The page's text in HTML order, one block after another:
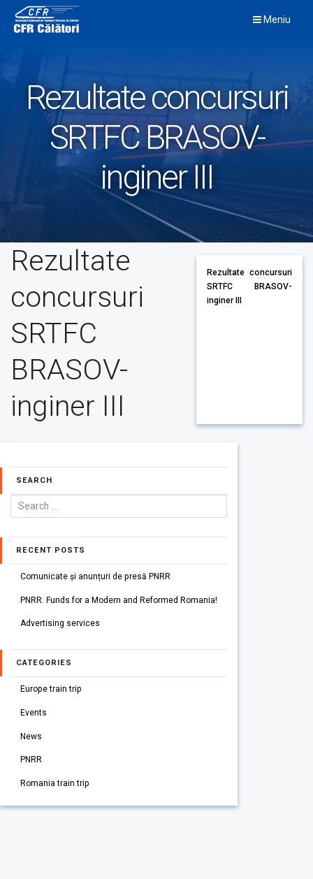
content
Meniu
Rezultate concursuri
SRTFC BRASOV-
inginer III
Rezultate
concursuri
SRTFC
BRASOV-
inginer III
Rezultate concursuri
SRTFC BRASOV-
inginer III
SEARCH
RECENT POSTS
Comunicate și anunțuri de presă PNRR
PNRR: Funds for a Modern and Reformed Romania!
Advertising services
CATEGORIES
Europe train trip
Events
News
PNRR
Romania train trip